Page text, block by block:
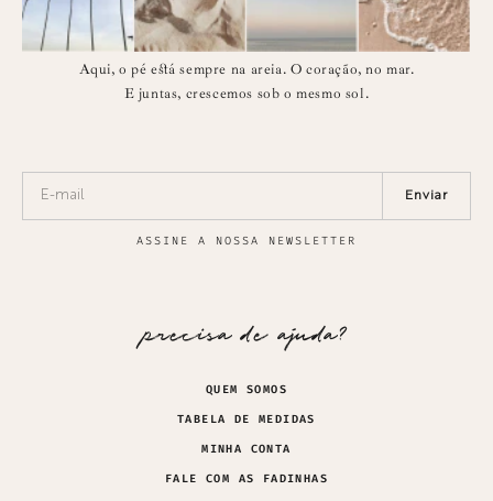
Aqui, o pé está sempre na areia. O coração, no mar.
E juntas, crescemos sob o mesmo sol.
Enviar
ASSINE A NOSSA NEWSLETTER
precisa de ajuda?
QUEM SOMOS
TABELA DE MEDIDAS
MINHA CONTA
FALE COM AS FADINHAS